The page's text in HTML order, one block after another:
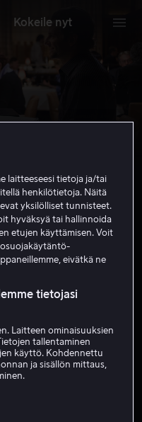
Kokeile nyt
on pahasti
on pahasti
laitteeseesi tietoja ja/tai
henkilötietoja. Näitä
yksilölliset tunnisteet.
hyväksyä tai hallinnoida
etujen käyttämisen. Voit
eivätkä ne
tietojasi
Laitteen ominaisuuksien
tallentaminen
käyttö. Kohdennettu
ja sisällön mittaus,